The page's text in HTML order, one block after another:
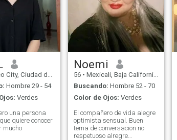
Ciudad de México, México
Hombre 29 - 54
Verdes
una persona
quiere conocer
mucho
Noemi
56 • Mexicali, Baja California, México
Buscando: Hombre 52 - 70
Color de Ojos: Verdes
El compañero de vida alegre
optimista sensual. Buen
tema de conversacion no
respetuoso alregre